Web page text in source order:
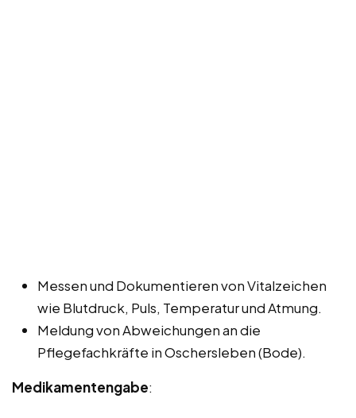
Messen und Dokumentieren von Vitalzeichen
wie Blutdruck, Puls, Temperatur und Atmung.
Meldung von Abweichungen an die
Pflegefachkräfte in Oschersleben (Bode).
Medikamentengabe: